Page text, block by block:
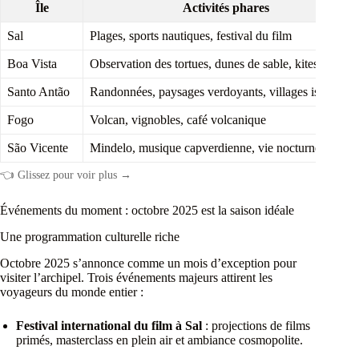
Île Activités phares
Sal Plages, sports nautiques, festival du film
Boa Vista Observation des tortues, dunes de sable, kitesurf
Santo Antão Randonnées, paysages verdoyants, villages isolés
Fogo Volcan, vignobles, café volcanique
São Vicente Mindelo, musique capverdienne, vie nocturne
👈 Glissez pour voir plus →
Événements du moment : octobre 2025 est la saison idéale
Une programmation culturelle riche
Octobre 2025 s’annonce comme un mois d’exception pour
visiter l’archipel. Trois événements majeurs attirent les
voyageurs du monde entier :
Festival international du film à Sal : projections de films
primés, masterclass en plein air et ambiance cosmopolite.